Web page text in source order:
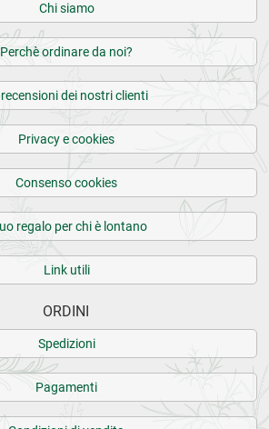
Chi siamo
Perchè ordinare da noi?
recensioni dei nostri clienti
Privacy e cookies
Consenso cookies
regalo per chi è lontano
Link utili
ORDINI
Spedizioni
Pagamenti